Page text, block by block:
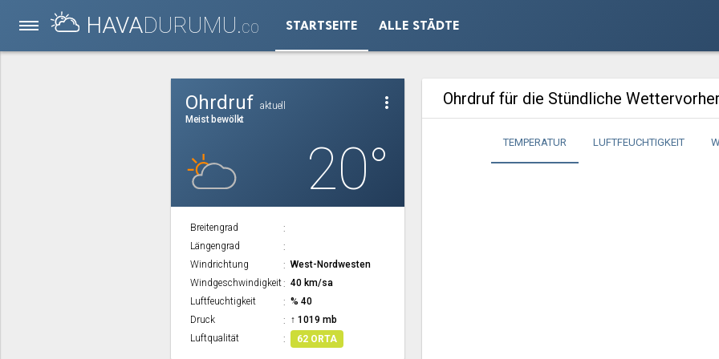
HAVADURUMU.CO STARTSEITE ALLE STÄDTE
more_vert
Ohrdruf aktuell
Meist bewölkt
20°
Breitengrad
Längengrad
Windrichtung
West-Nordwesten
Windgeschwindigkeit
40 km/sa
Luftfeuchtigkeit
% 40
Druck
↑ 1019 mb
Luftqualität
62 ORTA
Ohrdruf für die Stündliche
TEMPERATUR LUFTFEUCHTIGKEIT